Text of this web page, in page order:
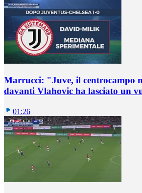
Marrucci: "Juve, il centrocampo
davanti Vlahovic ha lasciato un
01:26